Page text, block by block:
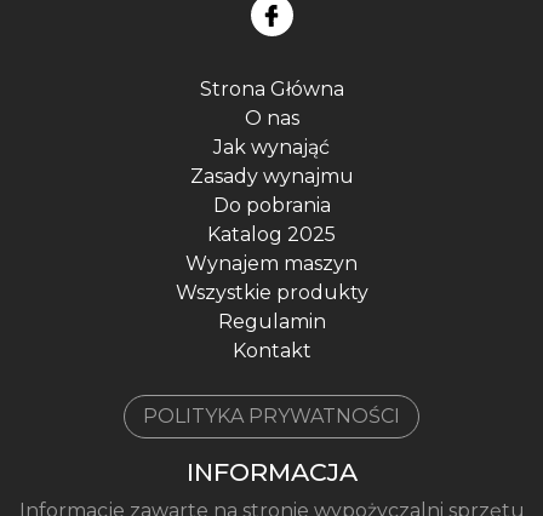
Strona Główna
O nas
Jak wynająć
Zasady wynajmu
Do pobrania
Katalog 2025
Wynajem maszyn
Wszystkie produkty
Regulamin
Kontakt
POLITYKA PRYWATNOŚCI
INFORMACJA
Informacje zawarte na stronie wypożyczalni sprzętu